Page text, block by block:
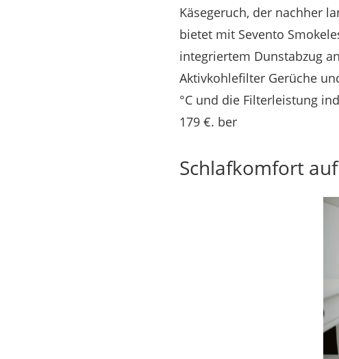
Käsegeruch, der nachher
bietet mit Sevento
integriertem Dunstabzug
Aktivkohlefilter Gerüche
°C und die Filterleistung
179 €. ber
Schlafkomfort